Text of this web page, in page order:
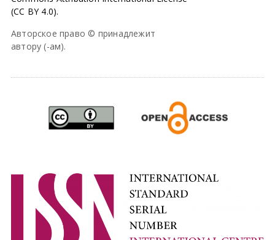
(CC BY 4.0).
Авторское право © принадлежит
автору (-ам).